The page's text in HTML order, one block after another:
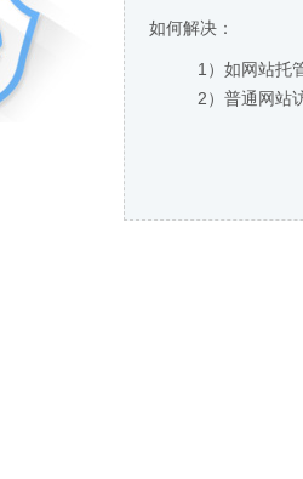
如何解决：
1）如网站托
2）普通网站